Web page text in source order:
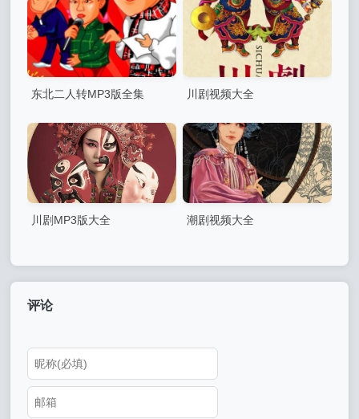
东北二人转MP3版全集 川剧视频大全
川剧MP3版大全 潮剧视频大全
评论